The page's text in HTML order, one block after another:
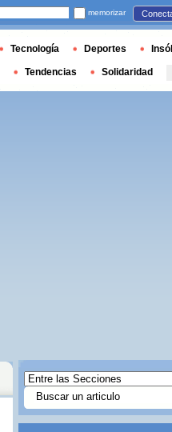
memorizar
Tecnología Deportes
Tendencias Solidaridad